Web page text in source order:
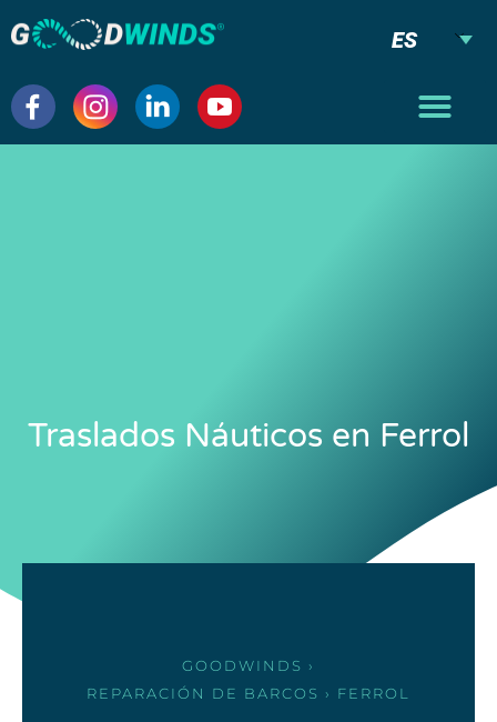
ES
Traslados Náuticos en Ferrol
GOODWINDS ›
REPARACIÓN DE BARCOS › FERROL